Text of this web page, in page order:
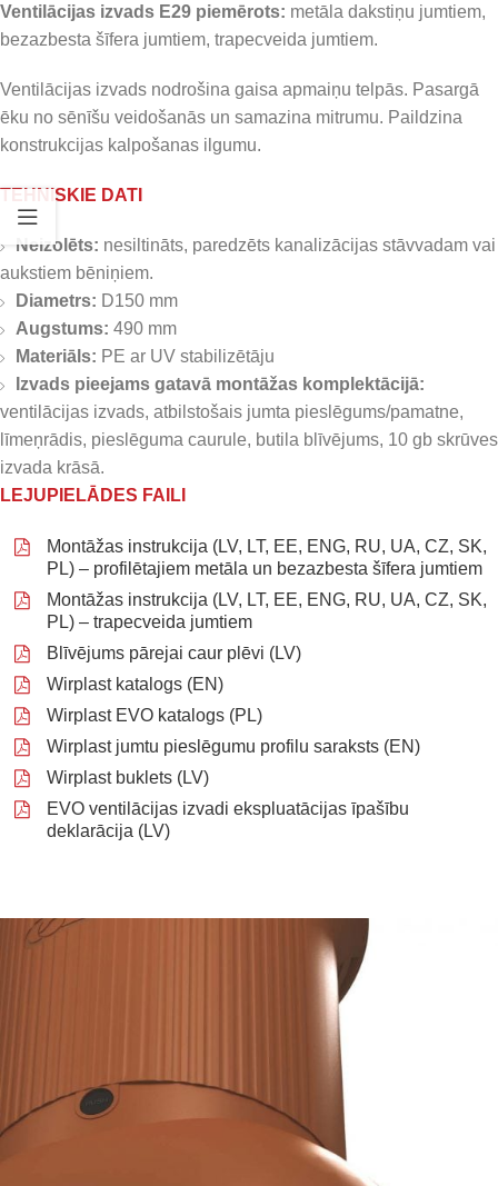
Ventilācijas izvads E29 piemērots: metāla dakstiņu jumtiem,
bezazbesta šīfera jumtiem, trapecveida jumtiem.
Ventilācijas izvads nodrošina gaisa apmaiņu telpās. Pasargā
ēku no sēnīšu veidošanās un samazina mitrumu. Paildzina
konstrukcijas kalpošanas ilgumu.
TEHNISKIE DATI
Neizolēts: nesiltināts, paredzēts kanalizācijas stāvvadam vai
aukstiem bēniņiem.
Diametrs: D150 mm
Augstums: 490 mm
Materiāls: PE ar UV stabilizētāju
Izvads pieejams gatavā montāžas komplektācijā:
ventilācijas izvads, atbilstošais jumta pieslēgums/pamatne,
līmeņrādis, pieslēguma caurule, butila blīvējums, 10 gb skrūves
izvada krāsā.
LEJUPIELĀDES FAILI
Montāžas instrukcija (LV, LT, EE, ENG, RU, UA, CZ, SK,
PL) – profilētajiem metāla un bezazbesta šīfera jumtiem
Montāžas instrukcija (LV, LT, EE, ENG, RU, UA, CZ, SK,
PL) – trapecveida jumtiem
Blīvējums pārejai caur plēvi (LV)
Wirplast katalogs (EN)
Wirplast EVO katalogs (PL)
Wirplast jumtu pieslēgumu profilu saraksts (EN)
Wirplast buklets (LV)
EVO ventilācijas izvadi ekspluatācijas īpašību
deklarācija (LV)